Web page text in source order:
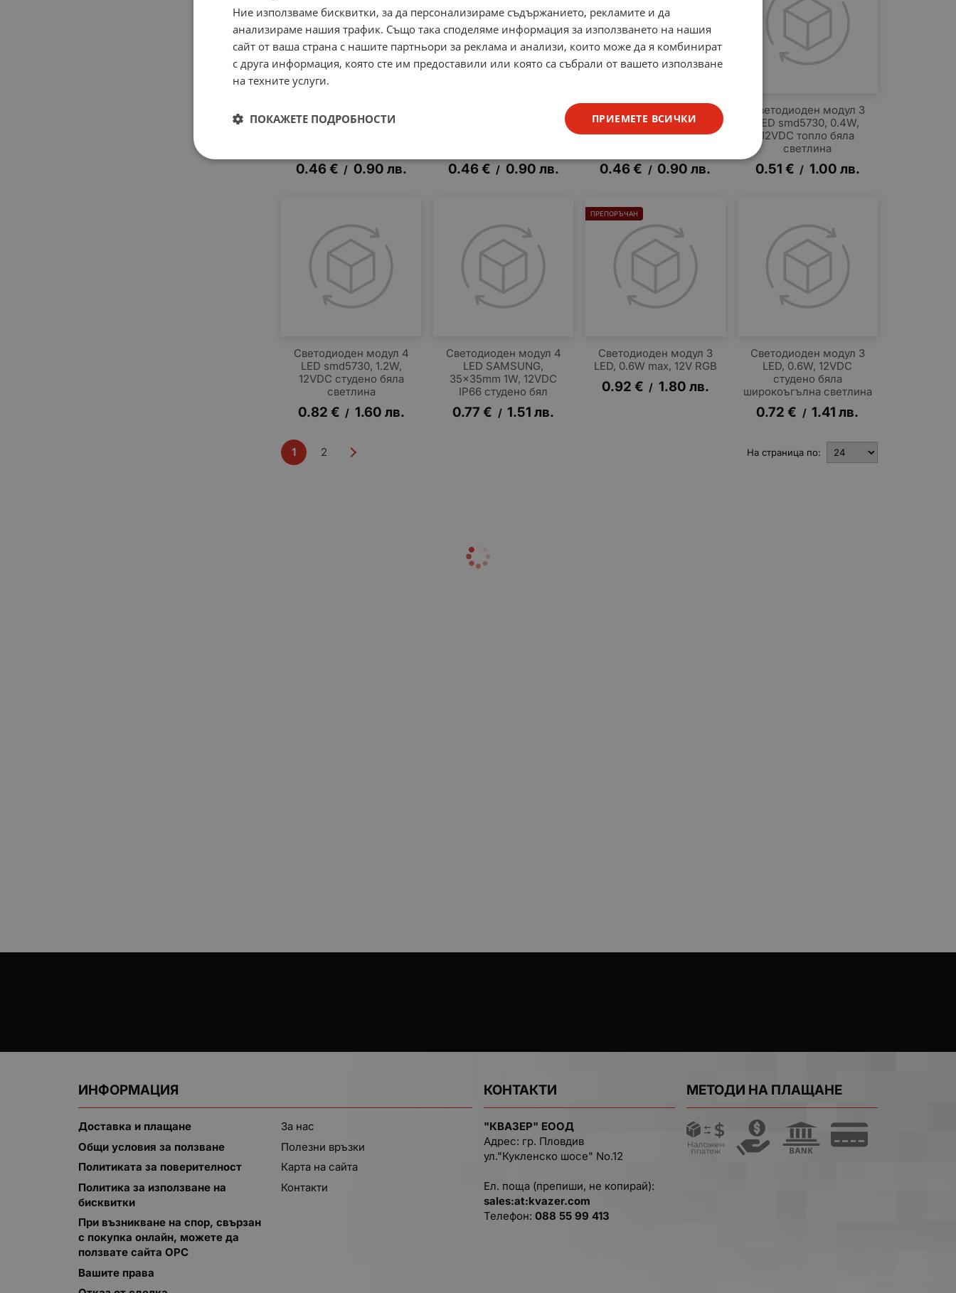
LED smd5050, 0.5W
0.46€ / 0.90 лв. 0.46€ / 0.90 лв.
LED smd5050, 0.7W,
12VDC студено бяла
0.46€ / 0.90 лв.
Светодиоден модул 3
LED smd5730, 0.4W,
12VDC топло бяла
светлина
0.51 € / 1.00 лв.
Светодиоден модул 4
LED smd5730, 1.2W,
12VDC студено бяла
светлина
0.82 € / 1.60 лв.
Светодиоден модул 4
LED SAMSUNG,
35x35mm 1W, 12VDC
IP66 студено бял
0.77 € / 1.51 лв.
Светодиоден модул 3
LED, 0.6W max, 12V RGB
0.92 € / 1.80 лв.
ПРЕПОРЪЧАН
Светодиоден модул 3
LED, 0.6W, 12VDC
студено бяла
широкоъгълна светлина
0.72 € / 1.41 лв.
1 2 На страница по:
ИНФОРМАЦИЯ
Доставка и плащане
Общи условия за ползване
Политиката за поверителност
Политика за използване на
бисквитки
При възникване на спор, свързан
с покупка онлайн, можете да
ползвате сайта ОРС
Вашите права
За нас
Полезни връзки
Карта на сайта
Контакти
КОНТАКТИ
"КВАЗЕР" ЕООД
Адрес: гр. Пловдив
ул."Кукленско шосе" No.12
Ел. поща (препиши, не копирай):
salеs:at:kvazer.cоm
Телефон:088 55 99 413
МЕТОДИ НА ПЛАЩАНЕ
Ние използваме бисквитки, за да персонализираме съдържанието, рекламите и да
анализираме нашия трафик. Също така споделяме информация за използването на нашия
сайт от ваша страна с нашите партньори за реклама и анализи, които може да я комбинират
с друга информация, която сте им предоставили или която са събрали от вашето използване
на техните услуги.
ПРИЕМЕТЕ ВСИЧКИ
ПОКАЖЕТЕ ПОДРОБНОСТИ